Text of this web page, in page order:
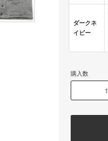
ダークネ
イビー
購入数